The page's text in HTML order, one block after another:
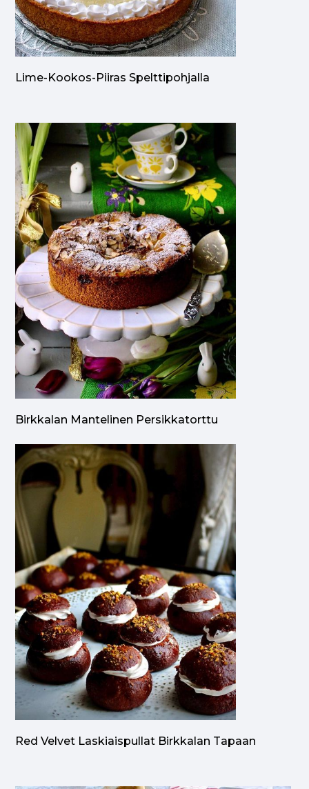
Lime-Kookos-Piiras Spelttipohjalla
Birkkalan Mantelinen Persikkatorttu
Red Velvet Laskiaispullat Birkkalan Tapaan